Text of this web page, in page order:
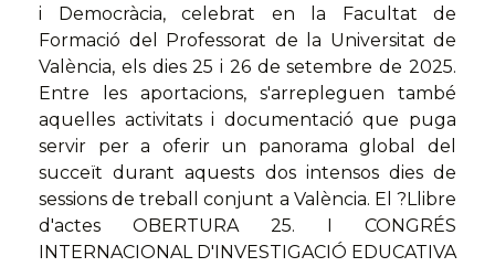
i Democràcia, celebrat en la Facultat de
Formació del Professorat de la Universitat de
València, els dies 25 i 26 de setembre de 2025.
Entre les aportacions, s'arrepleguen també
aquelles activitats i documentació que puga
servir per a oferir un panorama global del
succeït durant aquests dos intensos dies de
sessions de treball conjunt a València. El ?Llibre
d'actes OBERTURA 25. I CONGRÉS
INTERNACIONAL D'INVESTIGACIÓ EDUCATIVA